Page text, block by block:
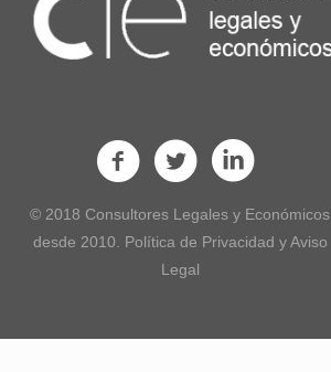
© 2018 Consultores Legales y Económicos
desde 2010. Política de Privacidad y Aviso
Legal